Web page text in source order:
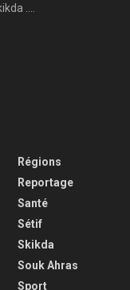
....
Régions
Reportage
Santé
Sétif
Skikda
Souk Ahras
Sport